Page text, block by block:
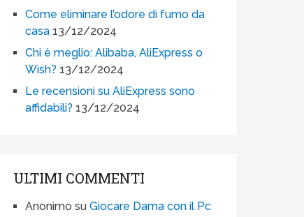
Come eliminare l’odore di fumo da
casa 13/12/2024
Chi è meglio: Alibaba, AliExpress o
Wish? 13/12/2024
Le recensioni su AliExpress sono
affidabili? 13/12/2024
ULTIMI COMMENTI
Anonimo suGiocare Dama con il Pc